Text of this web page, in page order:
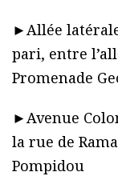
►Allée
pari, entre
Promenade
►Avenue
la rue de
Pompidou